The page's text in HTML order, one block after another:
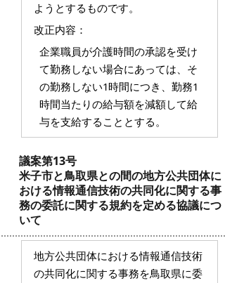
ようとするものです。
改正内容：
企業職員が介護時間の承認を受け
て勤務しない場合にあっては、そ
の勤務しない1時間につき、勤務1
時間当たりの給与額を減額して給
与を支給することとする。
議案第13号
米子市と鳥取県との間の地方公共団体に
おける情報通信技術の共同化に関する事
務の委託に関する規約を定める協議につ
いて
地方公共団体における情報通信技術
の共同化に関する事務を鳥取県に委